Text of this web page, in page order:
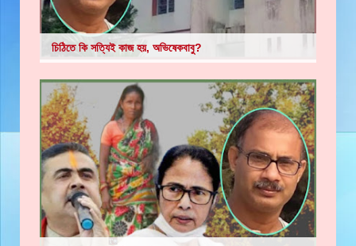
চিঠিতে কি সত্যিই কাজ হয়, অভিষেকবাবু?